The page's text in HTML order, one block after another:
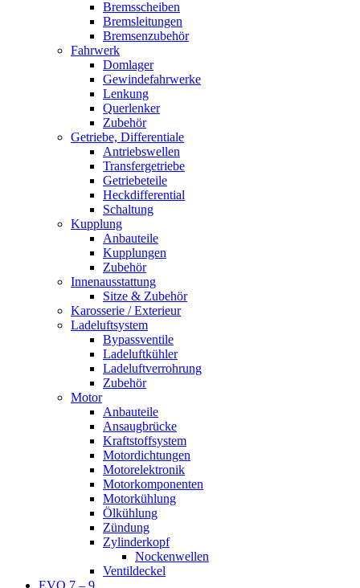
Bremsscheiben
Bremsleitungen
Bremsenzubehör
Fahrwerk
Domlager
Gewindefahrwerke
Lenkung
Querlenker
Zubehör
Getriebe, Differentiale
Antriebswellen
Transfergetriebe
Getriebeteile
Heckdifferential
Schaltung
Kupplung
Anbauteile
Kupplungen
Zubehör
Innenausstattung
Sitze & Zubehör
Karosserie / Exterieur
Ladeluftsystem
Bypassventile
Ladeluftkühler
Ladeluftverrohrung
Zubehör
Motor
Anbauteile
Ansaugbrücke
Kraftstoffsystem
Motordichtungen
Motorelektronik
Motorkomponenten
Motorkühlung
Ölkühlung
Zündung
Zylinderkopf
Nockenwellen
Ventildeckel
EVO 7 – 9